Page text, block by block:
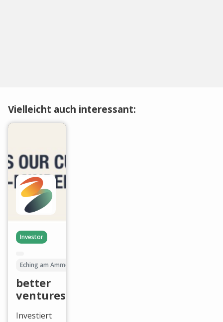
Vielleicht auch interessant:
Investor
Eching am Ammersee
better
ventures
Investiert